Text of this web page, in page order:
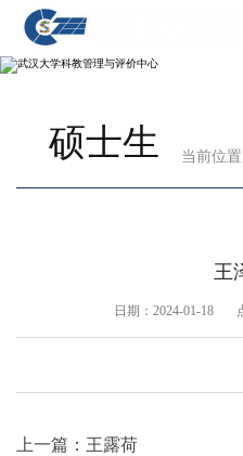
当前位
硕士生
王
日期：2024-01-18
上一篇： 王露荷